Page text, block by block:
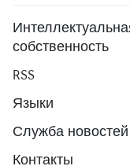
собственность
RSS
Языки
Служба новостей
Контакты